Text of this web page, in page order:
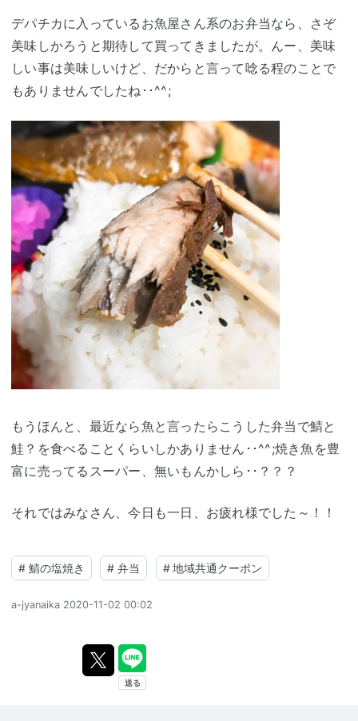
デパチカに入っているお魚屋さん系のお弁当なら、さぞ
美味しかろうと期待して買ってきましたが。んー、美味
しい事は美味しいけど、だからと言って唸る程のことで
もありませんでしたね･･^^;
もうほんと、最近なら魚と言ったらこうした弁当で鯖と
鮭？を食べることくらいしかありません･･^^;焼き魚を豊
富に売ってるスーパー、無いもんかしら･･？？？
それではみなさん、今日も一日、お疲れ様でした～！！
# 鯖の塩焼き # 弁当 # 地域共通クーポン
a-jyanaika 2020-11-02 00:02